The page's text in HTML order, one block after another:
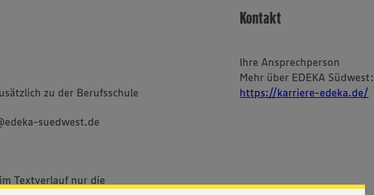
zu der Berufsschule
suedwest.de
Textverlauf nur die
Kontakt
Ihre Ansprechperson
Mehr über EDEKA Südwest:
https://karriere-edeka.de/